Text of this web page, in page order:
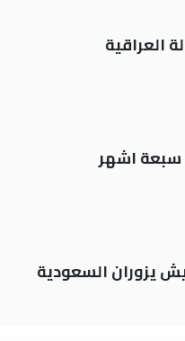
العراقية
سبعة اشهر
يزوران السعودية